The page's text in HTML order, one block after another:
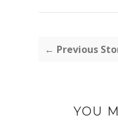
← Previous
YOU